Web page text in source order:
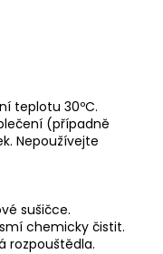
teplotu 30ºC.
(případně
Nepoužívejte
sušičce.
chemicky čistit.
rozpouštědla.